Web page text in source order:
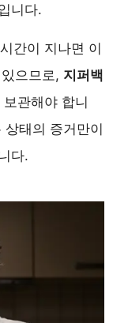
니다.
시간이 지나면 이
으므로, 지퍼백
관해야 합니
태의 증거만이
다.